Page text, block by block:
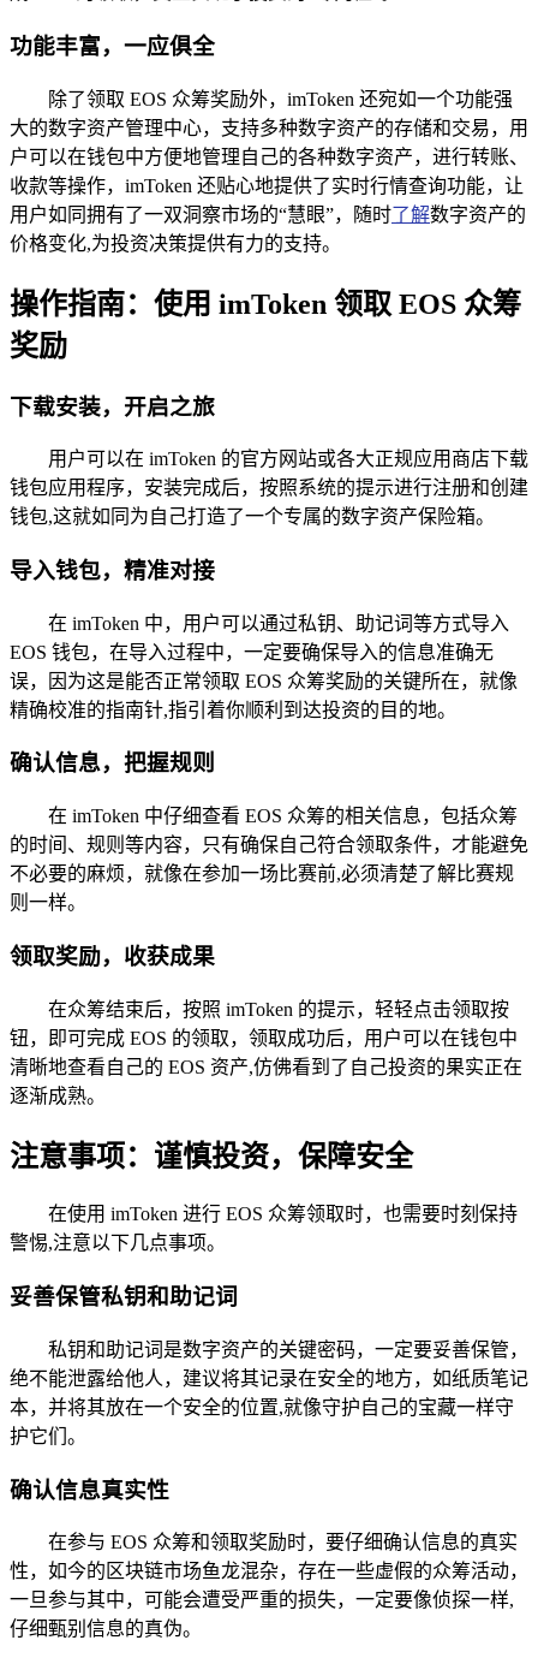
功能丰富，一应俱全
除了领取 EOS 众筹奖励外，imToken 还宛如一个功能强
大的数字资产管理中心，支持多种数字资产的存储和交易，用
户可以在钱包中方便地管理自己的各种数字资产，进行转账、
收款等操作，imToken 还贴心地提供了实时行情查询功能，让
用户如同拥有了一双洞察市场的“慧眼”，随时了解数字资产的
价格变化,为投资决策提供有力的支持。
操作指南：使用 imToken 领取 EOS 众筹
奖励
下载安装，开启之旅
用户可以在 imToken 的官方网站或各大正规应用商店下载
钱包应用程序，安装完成后，按照系统的提示进行注册和创建
钱包,这就如同为自己打造了一个专属的数字资产保险箱。
导入钱包，精准对接
在 imToken 中，用户可以通过私钥、助记词等方式导入
EOS 钱包，在导入过程中，一定要确保导入的信息准确无
误，因为这是能否正常领取 EOS 众筹奖励的关键所在，就像
精确校准的指南针,指引着你顺利到达投资的目的地。
确认信息，把握规则
在 imToken 中仔细查看 EOS 众筹的相关信息，包括众筹
的时间、规则等内容，只有确保自己符合领取条件，才能避免
不必要的麻烦，就像在参加一场比赛前,必须清楚了解比赛规
则一样。
领取奖励，收获成果
在众筹结束后，按照 imToken 的提示，轻轻点击领取按
钮，即可完成 EOS 的领取，领取成功后，用户可以在钱包中
清晰地查看自己的 EOS 资产,仿佛看到了自己投资的果实正在
逐渐成熟。
注意事项：谨慎投资，保障安全
在使用 imToken 进行 EOS 众筹领取时，也需要时刻保持
警惕,注意以下几点事项。
妥善保管私钥和助记词
私钥和助记词是数字资产的关键密码，一定要妥善保管，
绝不能泄露给他人，建议将其记录在安全的地方，如纸质笔记
本，并将其放在一个安全的位置,就像守护自己的宝藏一样守
护它们。
确认信息真实性
在参与 EOS 众筹和领取奖励时，要仔细确认信息的真实
性，如今的区块链市场鱼龙混杂，存在一些虚假的众筹活动，
一旦参与其中，可能会遭受严重的损失，一定要像侦探一样,
仔细甄别信息的真伪。